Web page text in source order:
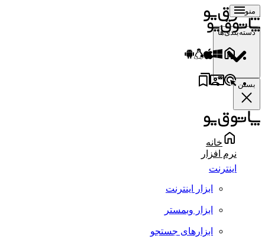
منو
دسته‌بندی‌ها
بستن
خانه
نرم افزار
اینترنت
ابزار اینترنت
ابزار وبمستر
ابزارهای جستجو